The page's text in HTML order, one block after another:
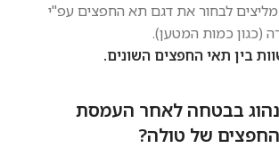
לבחור את דגם תא החפצים עפ"י
(כגון כמות המטען).
בין תאי החפצים השונים.
בבטחה לאחר העמסת
של טולה?